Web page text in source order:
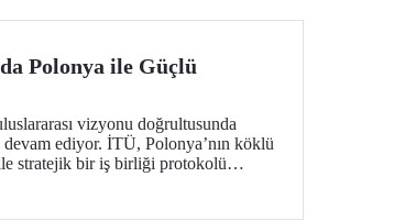
Polonya ile Güçlü
vizyonu doğrultusunda
devam ediyor. İTÜ, Polonya’nın köklü
stratejik bir iş birliği protokolü